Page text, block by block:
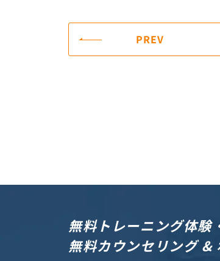
PREV
無料トレーニング体験
無料カウンセリング &